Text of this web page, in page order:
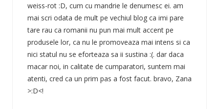
weiss-rot :D, cum cu mandrie le denumesc ei. am
mai scri odata de mult pe vechiul blog ca imi pare
tare rau ca romanii nu pun mai mult accent pe
produsele lor, ca nu le promoveaza mai intens si ca
nici statul nu se eforteaza sa ii sustina :(. dar daca
macar noi, in calitate de cumparatori, suntem mai
atenti, cred ca un prim pas a fost facut. bravo, Zana
>:D<!